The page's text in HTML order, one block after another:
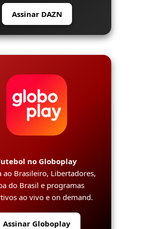
Assinar DAZN
no Globoplay
ao Brasileiro, Libertadores,
do Brasil e programas
ao vivo e on demand.
Assinar Globoplay